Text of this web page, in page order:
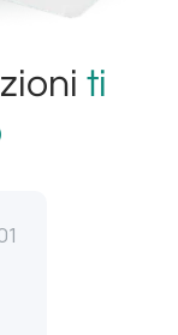
ti